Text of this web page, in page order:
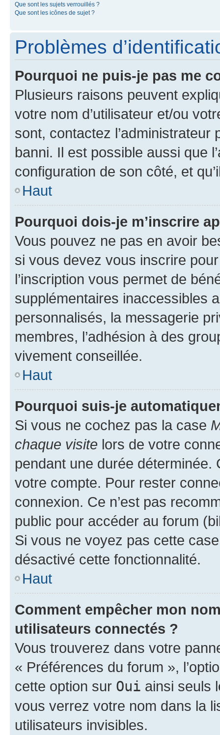
Que sont les sujets verrouillés ?
Que sont les icônes de sujet ?
Problèmes
Pourquoi ne puis-je pas me
Plusieurs raisons peuvent
votre nom d’utilisateur et/ou
sont, contactez l’administrateur
banni. Il est possible aussi que
configuration de son côté, et
Haut
Pourquoi dois-je m’inscrire
Vous pouvez ne pas en avoir
si vous devez vous inscrire
l’inscription vous permet de
supplémentaires inaccessibles
personnalisés, la messagerie
membres, l’adhésion à des
vivement conseillée.
Haut
Pourquoi suis-je
Si vous ne cochez pas la case
chaque visite lors de votre
pendant une durée déterminée.
votre compte. Pour rester
connexion. Ce n’est pas
public pour accéder au forum
Si vous ne voyez pas cette
désactivé cette fonctionnalité.
Haut
Comment empêcher mon
utilisateurs connectés ?
Vous trouverez dans votre
« Préférences du forum »,
cette option sur Oui ainsi seuls
vous verrez votre nom dans la
utilisateurs invisibles.